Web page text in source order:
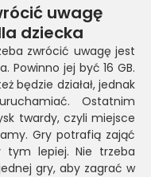
uwagę
dziecka
zwrócić uwagę jest
Powinno jej być 16 GB.
będzie działał, jednak
Ostatnim
twardy, czyli miejsce
Gry potrafią zająć
tym lepiej. Nie trzeba
gry, aby zagrać w